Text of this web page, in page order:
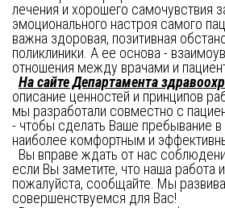
лечения и хорошего самочувствия
эмоционального настроя самого
важна здоровая, позитивная
поликлиники. А ее основа -
отношения между врачами и
На сайте Департамента
описание ценностей и принципов
мы разработали совместно с
- чтобы сделать Ваше пребывание в
наиболее комфортным и
если Вы заметите, что наша работа
пожалуйста, сообщайте. Мы
совершенствуемся для Вас!